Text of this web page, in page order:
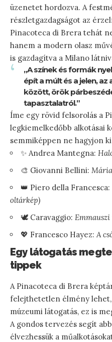
üzenetet hordozva. A
részletgazdagságot az
Pinacoteca di Brera tehát
hanem a modern olasz
is gazdagítva a Milano
„A színek és formák
épít a múlt és a jelen,
között, örök
tapasztalatról.”
Íme egy rövid felsorolás a
legkiemelkedőbb alkotásai
semmiképpen ne hagyjon
✨ Andrea Mantegna:
🎨 Giovanni Bellini:
👑 Piero della Francesca:
oltárkép)
🕊️ Caravaggio:
💖 Francesco Hayez: A
Egy látogatás
tippek
A Pinacoteca di Brera
felejthetetlen élmény
múzeumi látogatás, ez is
A gondos tervezés segít
élvezhessük a